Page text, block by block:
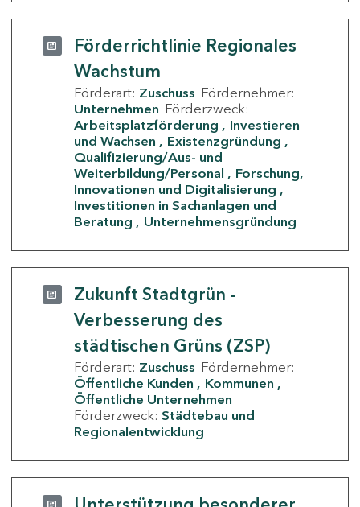
Förderrichtlinie Regionales
Wachstum
Förderart: Zuschuss Fördernehmer:
Unternehmen Förderzweck:
Arbeitsplatzförderung
Investieren
und Wachsen
Existenzgründung
Qualifizierung/Aus- und
Weiterbildung/Personal
Forschung,
Innovationen und Digitalisierung
Investitionen in Sachanlagen und
Beratung
Unternehmensgründung
Zukunft Stadtgrün -
Verbesserung des
städtischen Grüns (ZSP)
Förderart: Zuschuss Fördernehmer:
Öffentliche Kunden
Kommunen
Öffentliche Unternehmen
Förderzweck: Städtebau und
Regionalentwicklung